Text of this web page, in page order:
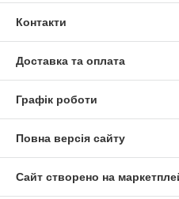
Контакти
Доставка та оплата
Графік роботи
Повна версія сайту
Сайт створено на